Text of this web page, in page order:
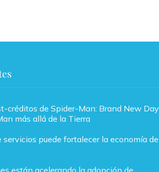
créditos de Spider-Man: Brand New Day
más allá de la Tierra
servicios puede fortalecer la economía de
están acelerando la adopción de